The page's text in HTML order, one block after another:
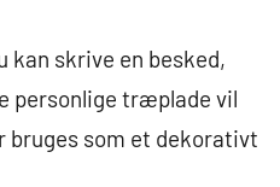
kan skrive en besked,
personlige træplade vil
bruges som et dekorativt